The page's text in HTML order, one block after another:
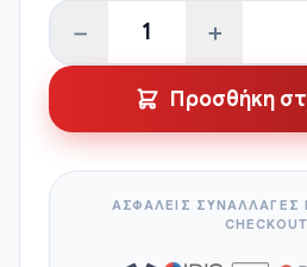
Πορτοκαλί
ποσότητα
− +
Προσθήκη
ΑΣΦΑΛΕΙΣ ΣΥΝΑΛΛΑΓΕΣ
CHECKOUT